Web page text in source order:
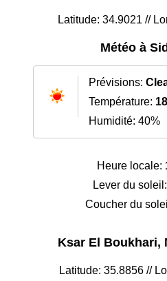
Latitude: 34.9021 //
Météo à
Prévisions:
Température:
Humidité: 40%
Heure locale:
Lever du
Coucher du
Ksar El Boukhari,
Latitude: 35.8856 //